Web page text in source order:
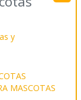
MASCOTAS